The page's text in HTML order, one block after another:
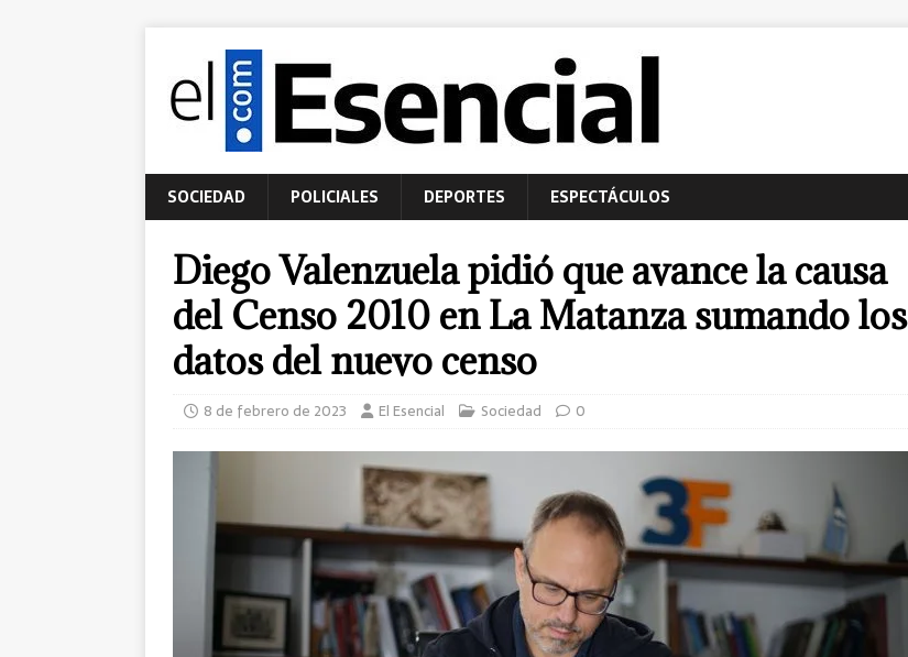
SOCIEDAD POLICIALES DEPORTES ESPECTÁCULOS
Diego Valenzuela pidió que avance la causa
del Censo 2010 en La Matanza sumando los
datos del nuevo censo
8 de febrero de 2023 El Esencial Sociedad 0